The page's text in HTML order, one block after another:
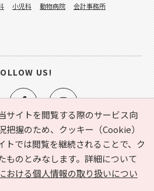
サイトを閲覧する際のサービス向
把握のため、クッキー（Cookie）
トでは閲覧を継続されることで、ク
ものとみなします。詳細について
おける個人情報の取り扱いについ
は？ お気に入り
ヘルプ
取り扱いについて
運営会社
告掲載に関するお問い合わせ
小児科 動物病院
会計事務所
US!